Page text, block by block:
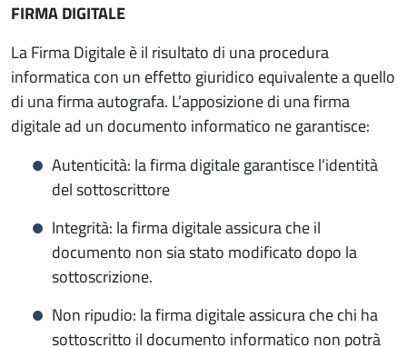
FIRMA DIGITALE
La Firma Digitale è il risultato di una procedura
informatica con un effetto giuridico equivalente a quello
di una firma autografa. L’apposizione di una firma
digitale ad un documento informatico ne garantisce:
Autenticità: la firma digitale garantisce l’identità
del sottoscrittore
Integrità: la firma digitale assicura che il
documento non sia stato modificato dopo la
sottoscrizione.
Non ripudio: la firma digitale assicura che chi ha
sottoscritto il documento informatico non potrà